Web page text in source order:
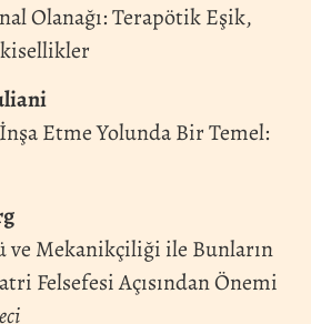
Olanağı: Terapötik Eşik,
Etme Yolunda Bir Temel:
ve Mekanikçiliği ile Bunların
Felsefesi Açısından Önemi